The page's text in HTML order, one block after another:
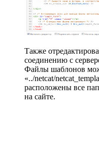
Также
соединению с
Файлы шаблонов
«../netcat/
расположены все
на сайте.